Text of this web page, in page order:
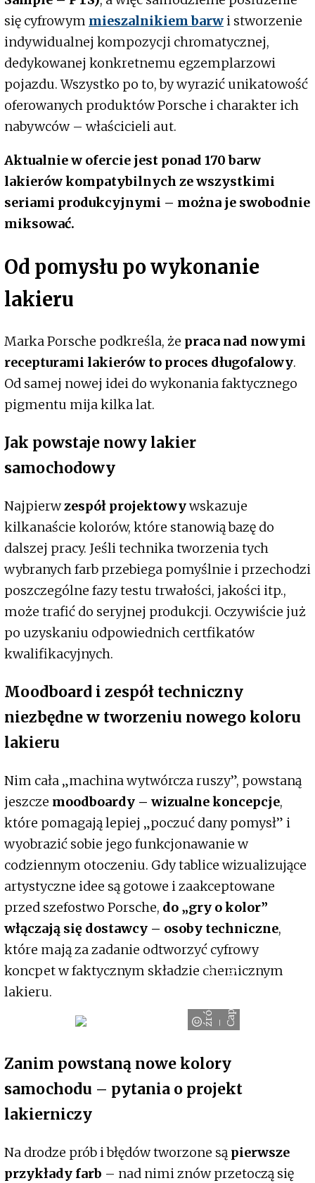
się cyfrowym mieszalnikiem barwi stworzenie
indywidualnej kompozycji chromatycznej,
dedykowanej konkretnemu egzemplarzowi
pojazdu. Wszystko po to, by wyrazić unikatowość
oferowanych produktów Porsche i charakter ich
nabywców – właścicieli aut.
Aktualnie w ofercie jest ponad 170 barw
lakierów kompatybilnych ze wszystkimi
seriami produkcyjnymi – można je swobodnie
miksować.
Od pomysłu po wykonanie
lakieru
Marka Porsche podkreśla, że praca nad nowymi
recepturami lakierów to proces długofalowy.
Od samej nowej idei do wykonania faktycznego
pigmentu mija kilka lat.
Jak powstaje nowy lakier
samochodowy
Najpierwzespół projektowywskazuje
kilkanaście kolorów, które stanowią bazę do
dalszej pracy. Jeśli technika tworzenia tych
wybranych farb przebiega pomyślnie i przechodzi
poszczególne fazy testu trwałości, jakości itp.,
może trafić do seryjnej produkcji. Oczywiście już
po uzyskaniu odpowiednich certfikatów
kwalifikacyjnych.
Moodboard i zespół techniczny
niezbędne w tworzeniu nowego koloru
lakieru
Nim cała „machina wytwórcza ruszy”, powstaną
jeszcze moodboardy – wizualne koncepcje,
które pomagają lepiej „poczuć dany pomysł” i
wyobrazić sobie jego funkcjonawanie w
codziennym otoczeniu. Gdy tablice wizualizujące
artystyczne idee są gotowe i zaakceptowane
przed szefostwo Porsche, do „gry o kolor”
włączają się dostawcy – osoby techniczne,
które mają za zadanie odtworzyć cyfrowy
koncpet w faktycznym składzie chemicznym
lakieru.
ź
r
ó
d
ł
o
:
P
i
x
a
b
a
y
a
p
r
i
t
o
g
r
a
p
hy
Zanim powstaną nowe kolory
samochodu – pytania o projekt
lakierniczy
Na drodze prób i błędów tworzone są pierwsze
przykłady farb – nad nimi znów przetoczą się